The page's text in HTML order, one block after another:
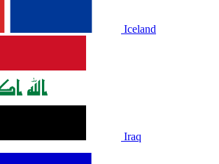
Iceland
Iraq